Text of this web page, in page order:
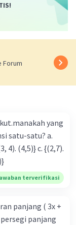
Forum
yang
terverifikasi
panjang ( 3x +
panjang